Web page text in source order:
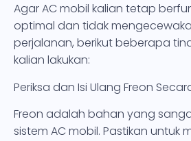
Agar AC mobil kalian tetap
optimal dan tidak
perjalanan, berikut beberapa
kalian lakukan:
Periksa dan Isi Ulang Freon
Freon adalah bahan yang
sistem AC mobil. Pastikan untuk